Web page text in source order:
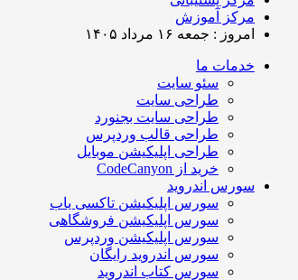
مرکز آموزش
امروز : جمعه ۱۶ مرداد ۱۴۰۵
خدمات ما
سئو سایت
طراحی سایت
طراحی سایت بجنورد
طراحی قالب وردپرس
طراحی اپلیکیشن موبایل
خرید از CodeCanyon
سورس اندروید
سورس اپلیکیشن تاکسی یاب
سورس اپلیکیشن فروشگاهی
سورس اپلیکیشن وردپرس
سورس اندروید رایگان
سورس کتاب اندروید